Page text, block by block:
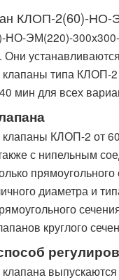
КЛОП-2(60)-НО-
ЭМ(220)-300х300-
Они
типа КЛОП-2
мин для всех
КЛОП-2 от
с нипельным
диаметра и
круглого